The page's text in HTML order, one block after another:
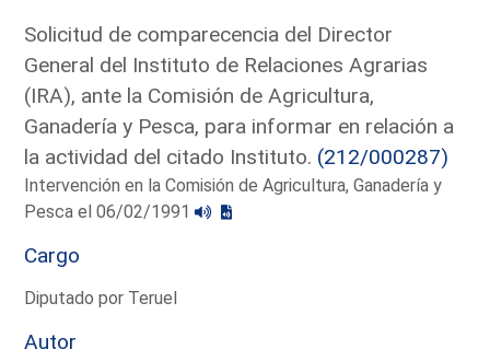
Solicitud de comparecencia del Director
General del Instituto de Relaciones Agrarias
(IRA), ante la Comisión de Agricultura,
Ganadería y Pesca, para informar en relación a
la actividad del citado Instituto. (212/000287)
Intervención en la Comisión de Agricultura, Ganadería y
Pesca el 06/02/1991
Cargo
Diputado por Teruel
Autor